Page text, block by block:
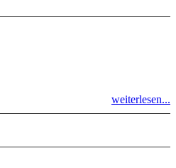
weiterlesen...